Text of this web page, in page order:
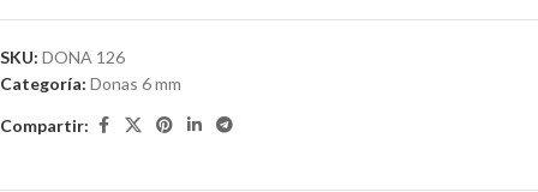
SKU: DONA 126
Categoría: Donas 6 mm
Compartir: